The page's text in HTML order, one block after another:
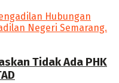
Tidak Ada PHK